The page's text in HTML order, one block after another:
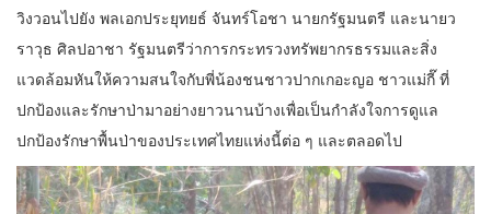
วิงวอนไปยัง พลเอกประยุทยธ์ จันทร์โอชา นายกรัฐมนตรี และนายว
ราวุธ ศิลปอาชา รัฐมนตรีว่าการกระทรวงทรัพยากรธรรมและสิ่ง
แวดล้อมหันให้ความสนใจกับพี่น้องชนชาวปากเกอะญอ ชาวแม่กี๊ ที่
ปกป้องและรักษาป่ามาอย่างยาวนานบ้างเพื่อเป็นกำลังใจการดูแล
ปกป้องรักษาพื้นป่าของประเทศไทยแห่งนี้ต่อ ๆ และตลอดไป